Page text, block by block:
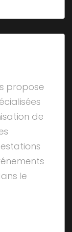
propose
de
le